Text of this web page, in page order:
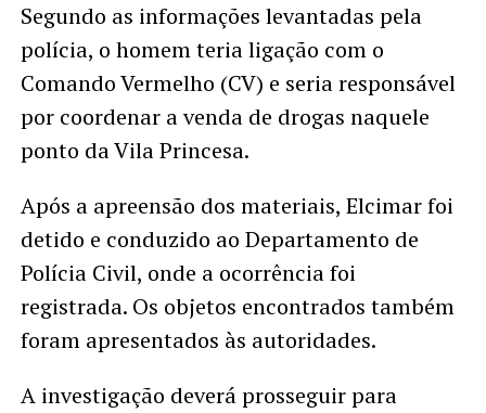
Segundo as informações levantadas pela
polícia, o homem teria ligação com o
Comando Vermelho (CV) e seria responsável
por coordenar a venda de drogas naquele
ponto da Vila Princesa.
Após a apreensão dos materiais, Elcimar foi
detido e conduzido ao Departamento de
Polícia Civil, onde a ocorrência foi
registrada. Os objetos encontrados também
foram apresentados às autoridades.
A investigação deverá prosseguir para